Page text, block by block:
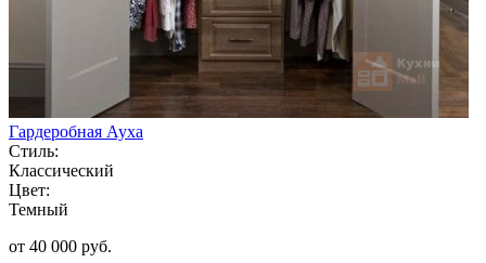
Гардеробная Ауха
Стиль:
Классический
Цвет:
Темный
от 40 000 руб.